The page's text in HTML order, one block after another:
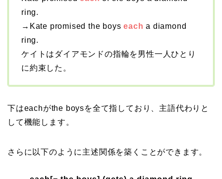
ring.
→Kate promised the boyseach a diamond
ring.
ケイトはダイアモンドの指輪を男性一人ひとり
に約束した。
下はeachがthe boysを全て指しており、主語代わりと
して機能します。
さらに以下のように主述関係を築くことができます。